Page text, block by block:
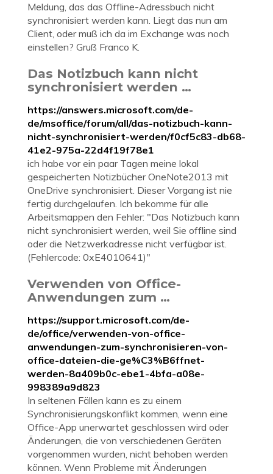
Meldung, das das Offline-Adressbuch nicht
synchronisiert werden kann. Liegt das nun am
Client, oder muß ich da im Exchange was noch
einstellen? Gruß Franco K.
Das Notizbuch kann nicht
synchronisiert werden …
https://answers.microsoft.com/de-
de/msoffice/forum/all/das-notizbuch-kann-
nicht-synchronisiert-werden/f0cf5c83-db68-
41e2-975a-22d4f19f78e1
ich habe vor ein paar Tagen meine lokal
gespeicherten Notizbücher OneNote2013 mit
OneDrive synchronisiert. Dieser Vorgang ist nie
fertig durchgelaufen. Ich bekomme für alle
Arbeitsmappen den Fehler: "Das Notizbuch kann
nicht synchronisiert werden, weil Sie offline sind
oder die Netzwerkadresse nicht verfügbar ist.
(Fehlercode: 0xE4010641)"
Verwenden von Office-
Anwendungen zum …
https://support.microsoft.com/de-
de/office/verwenden-von-office-
anwendungen-zum-synchronisieren-von-
office-dateien-die-ge%C3%B6ffnet-
werden-8a409b0c-ebe1-4bfa-a08e-
998389a9d823
In seltenen Fällen kann es zu einem
Synchronisierungskonflikt kommen, wenn eine
Office-App unerwartet geschlossen wird oder
Änderungen, die von verschiedenen Geräten
vorgenommen wurden, nicht behoben werden
können. Wenn Probleme mit Änderungen